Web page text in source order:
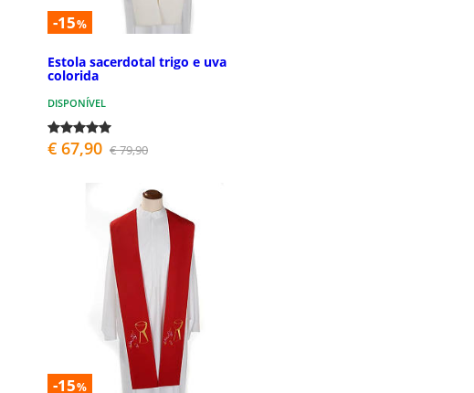
-15%
Estola sacerdotal trigo e uva
colorida
DISPONÍVEL
€ 67,90 € 79,90
-15%